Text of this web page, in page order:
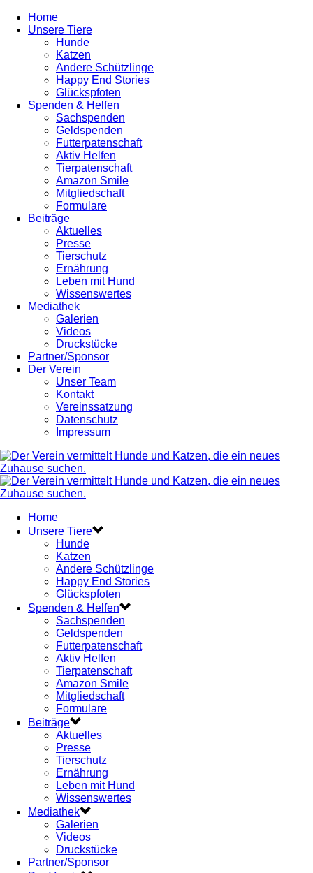
Home
Unsere Tiere
Hunde
Katzen
Andere Schützlinge
Happy End Stories
Glückspfoten
Spenden & Helfen
Sachspenden
Geldspenden
Futterpatenschaft
Aktiv Helfen
Tierpatenschaft
Amazon Smile
Mitgliedschaft
Formulare
Beiträge
Aktuelles
Presse
Tierschutz
Ernährung
Leben mit Hund
Wissenswertes
Mediathek
Galerien
Videos
Druckstücke
Partner/Sponsor
Der Verein
Unser Team
Kontakt
Vereinssatzung
Datenschutz
Impressum
Home
Unsere Tiere
Hunde
Katzen
Andere Schützlinge
Happy End Stories
Glückspfoten
Spenden & Helfen
Sachspenden
Geldspenden
Futterpatenschaft
Aktiv Helfen
Tierpatenschaft
Amazon Smile
Mitgliedschaft
Formulare
Beiträge
Aktuelles
Presse
Tierschutz
Ernährung
Leben mit Hund
Wissenswertes
Mediathek
Galerien
Videos
Druckstücke
Partner/Sponsor